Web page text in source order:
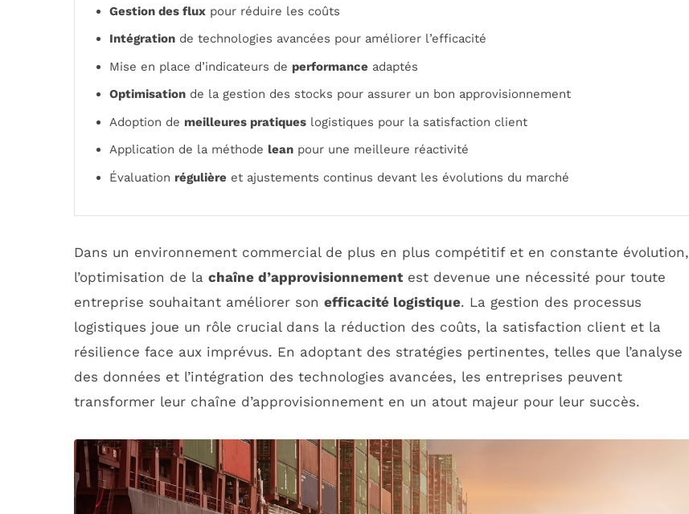
Gestion des flux pour réduire les coûts
Intégration de technologies avancées pour améliorer l’efficacité
Mise en place d’indicateurs de performance adaptés
Optimisation de la gestion des stocks pour assurer un bon approvisionnement
Adoption de meilleures pratiques logistiques pour la satisfaction client
Application de la méthode lean pour une meilleure réactivité
Évaluation régulière et ajustements continus devant les évolutions du marché
Dans un environnement commercial de plus en plus compétitif et en constante évolution,
l’optimisation de la chaîne d’approvisionnementest devenue une nécessité pour toute
entreprise souhaitant améliorer son efficacité logistique. La gestion des processus
logistiques joue un rôle crucial dans la réduction des coûts, la satisfaction client et la
résilience face aux imprévus. En adoptant des stratégies pertinentes, telles que l’analyse
des données et l’intégration des technologies avancées, les entreprises peuvent
transformer leur chaîne d’approvisionnement en un atout majeur pour leur succès.